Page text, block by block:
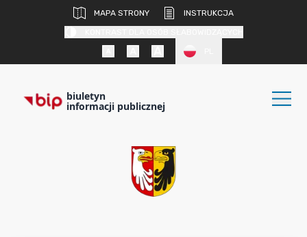
MAPA STRONY
INSTRUKCJA
biuletyn
informacji publicznej